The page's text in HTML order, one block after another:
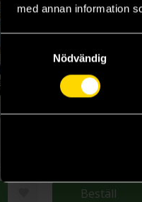
med annan information
Nödvändig
League of Extraordinary Gentlemen Omnibus
Beställ